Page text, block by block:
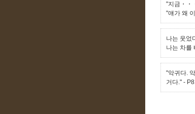
"지금・・
"얘가 왜
나는 웃었
나는 차를
"악귀다.
거다." -